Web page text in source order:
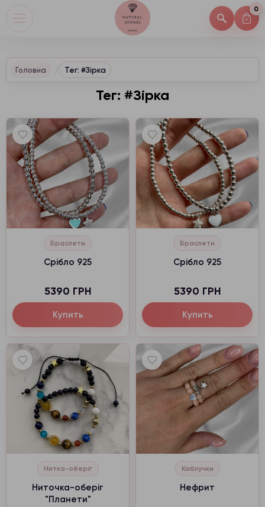
0
Головна Тег: #Зірка
Тег: #Зірка
Браслети
Срібло 925
5390 ГРН
Купить
Браслети
Срібло 925
5390 ГРН
Купить
Нитка-оберіг
Ниточка-оберіг
"Планети"
Каблучки
Нефрит